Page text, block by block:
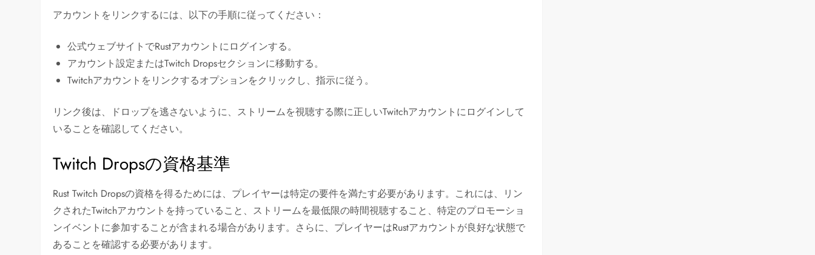
アカウントをリンクするには、以下の手順に従ってください：
公式ウェブサイトでRustアカウントにログインする。
アカウント設定またはTwitch Dropsセクションに移動する。
Twitchアカウントをリンクするオプションをクリックし、指示に従う。
リンク後は、ドロップを逃さないように、ストリームを視聴する際に正しいTwitchアカウントにログインして
いることを確認してください。
Twitch Dropsの資格基準
Rust Twitch Dropsの資格を得るためには、プレイヤーは特定の要件を満たす必要があります。これには、リン
クされたTwitchアカウントを持っていること、ストリームを最低限の時間視聴すること、特定のプロモーショ
ンイベントに参加することが含まれる場合があります。さらに、プレイヤーはRustアカウントが良好な状態で
あることを確認する必要があります。